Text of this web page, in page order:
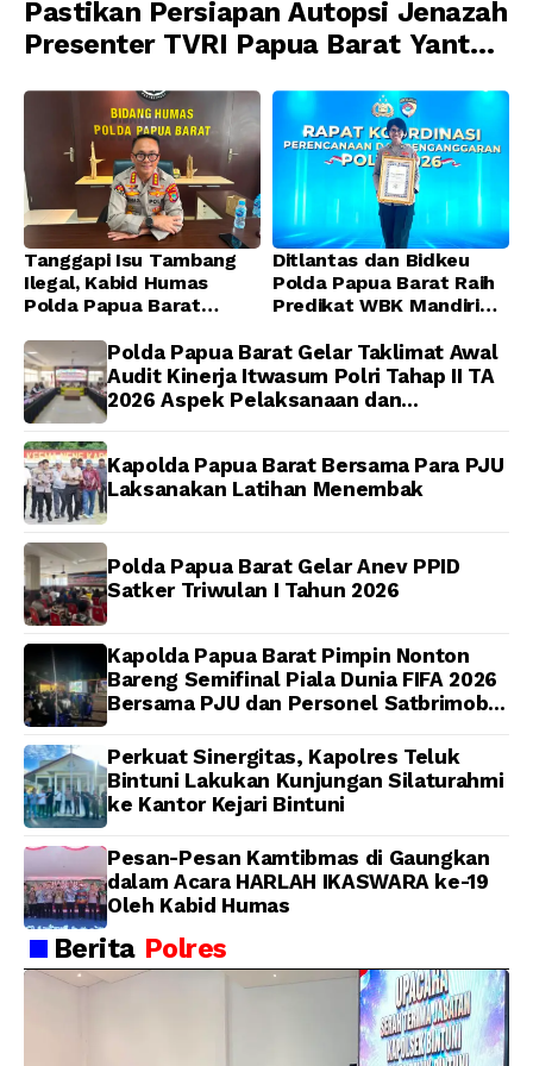
Pastikan Persiapan Autopsi Jenazah
Presenter TVRI Papua Barat Yanto
Dijadwalkan Kamis
Tanggapi Isu Tambang
Ilegal, Kabid Humas
Polda Papua Barat
Toleransi bagi Oknum
Anggota
Ditlantas dan Bidkeu
Polda Papua Barat Raih
Predikat WBK Mandiri
Wujudkan Pelayanan
Bersih dan Berintegritas
Polda Papua Barat Gelar Taklimat Awal
Audit Kinerja Itwasum Polri Tahap II TA
2026 Aspek Pelaksanaan dan
Kapolda Papua Barat Bersama Para PJU
Laksanakan Latihan Menembak
Polda Papua Barat Gelar Anev PPID
Satker Triwulan I Tahun 2026
Kapolda Papua Barat Pimpin Nonton
Bareng Semifinal Piala Dunia FIFA 2026
Bersama PJU dan Personel Satbrimob
Perkuat Sinergitas, Kapolres Teluk
Bintuni Lakukan Kunjungan Silaturahmi
ke Kantor Kejari Bintuni
Pesan-Pesan Kamtibmas di Gaungkan
dalam Acara HARLAH IKASWARA ke-19
Oleh Kabid Humas
Berita Polres